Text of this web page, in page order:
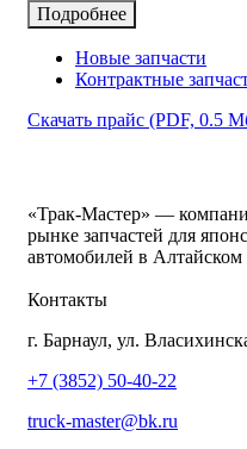
Подробнее
Новые запчасти
Контрактные
Скачать прайс (PDF, 0.5
«Трак-Мастер» —
рынке запчастей для
автомобилей в Алтайском
Контакты
г. Барнаул, ул.
+7 (3852) 50-40-22
truck-master@bk.ru